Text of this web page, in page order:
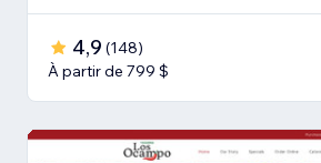
4,9 (148)
À partir de 799 $